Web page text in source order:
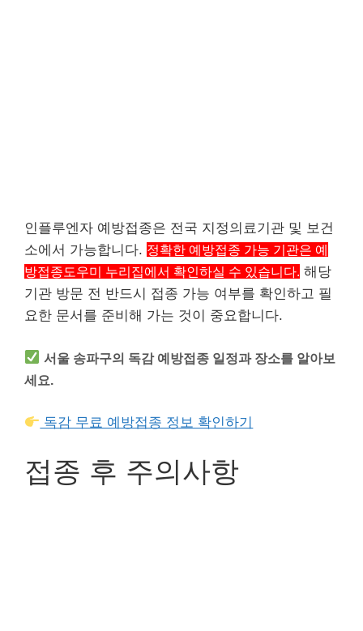
인플루엔자 예방접종은 전국 지정의료기관 및 보건
소에서 가능합니다. 정확한 예방접종 가능 기관은 예
방접종도우미 누리집에서 확인하실 수 있습니다. 해당
기관 방문 전 반드시 접종 가능 여부를 확인하고 필
요한 문서를 준비해 가는 것이 중요합니다.
서울 송파구의 독감 예방접종 일정과 장소를 알아보
세요.
독감 무료 예방접종 정보 확인하기
접종 후 주의사항